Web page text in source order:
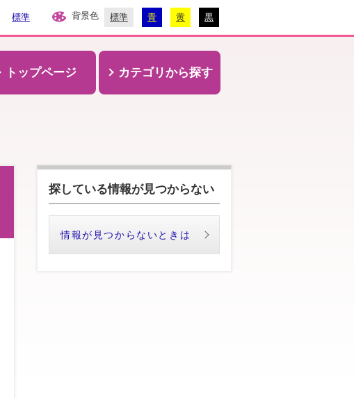
標準 背景色 標準 青 黄 黒
トップページ カテゴリから探す
探している情報が見つからない
情報が見つからないときは